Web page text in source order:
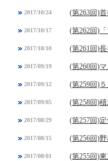
2017/10/24 (第263回)
2017/10/17 (第262回)
2017/10/10 (第261回)
2017/09/19 (第260回)
2017/09/12 (第259回)
2017/09/05 (第258回)
2017/08/29 (第257回)
2017/08/15 (第256回)
2017/08/01 (第255回)